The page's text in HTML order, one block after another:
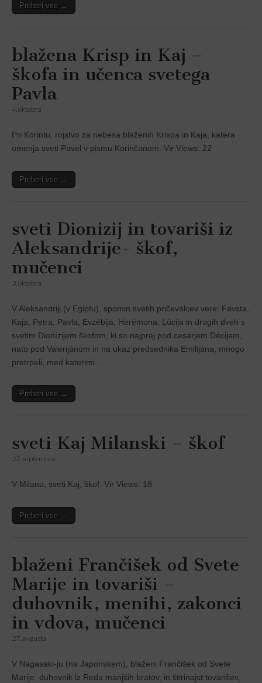
Preberi vse →
blažena Krisp in Kaj –
škofa in učenca svetega
Pavla
4. oktobra
Pri Korintu, rojstvo za nebesa blaženih Krispa in Kaja, katera
omenja sveti Pavel v pismu Korinčanom. Vir Views: 22
Preberi vse →
sveti Dionizij in tovariši iz
Aleksandrije- škof,
mučenci
3. oktobra
V Aleksandriji (v Egiptu), spomin svetih pričevalcev vere: Favsta,
Kaja, Petra, Pavla, Evzébija, Herémona, Lúcija in drugih dveh s
svetim Dionízijem škofom, ki so najprej pod cesarjem Décijem,
nato pod Valerijánom in na ukaz predsednika Emilijána, mnogo
pretrpeli, med katerimi…
Preberi vse →
sveti Kaj Milanski – škof
27. septembra
V Milanu, sveti Kaj, škof. Vir Views: 18
Preberi vse →
blaženi Frančišek od Svete
Marije in tovariši –
duhovnik, menihi, zakonci
in vdova, mučenci
27. avgusta
V Nagasaki-ju (na Japonskem), blaženi Frančišek od Svete
Marije, duhovnik iz Reda manjših bratov, in štirinajst tovarišev,